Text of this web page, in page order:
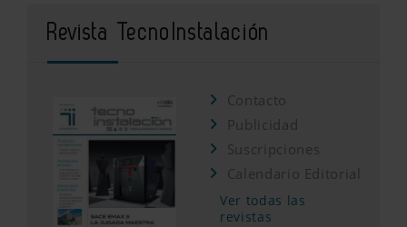
Revista TecnoInstalación
Contacto
Publicidad
Suscripciones
Calendario Editorial
Ver todas las
revistas